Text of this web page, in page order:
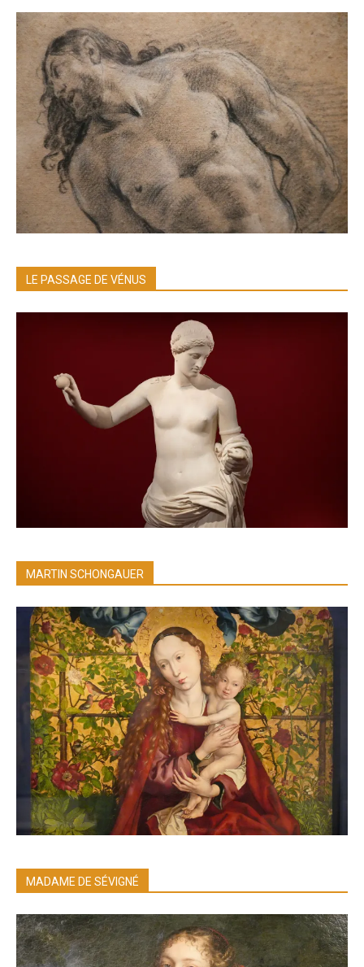
LE PASSAGE DE VÉNUS
MARTIN SCHONGAUER
MADAME DE SÉVIGNÉ